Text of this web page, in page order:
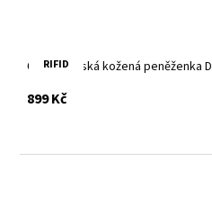
RIFID
Černá pánská kožená peněženka
899 Kčs DPH